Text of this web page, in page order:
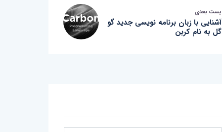
پست بعدی
آشنایی با زبان برنامه نویسی جدید گو
گل به نام کربن